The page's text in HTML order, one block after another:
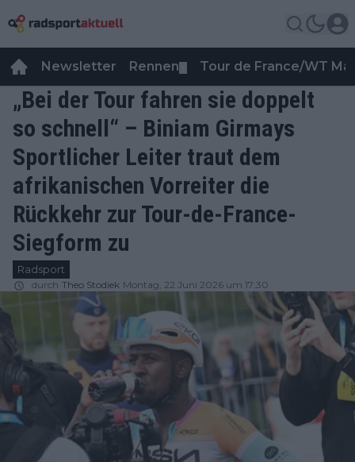
Newsletter Rennen Tour de France/WT
„Bei der Tour fahren sie doppelt
so schnell“ – Biniam Girmays
Sportlicher Leiter traut dem
afrikanischen Vorreiter die
Rückkehr zur Tour-de-France-
Siegform zu
Radsport
durch Theo Stodiek Montag, 22 Juni 2026 um 17:30